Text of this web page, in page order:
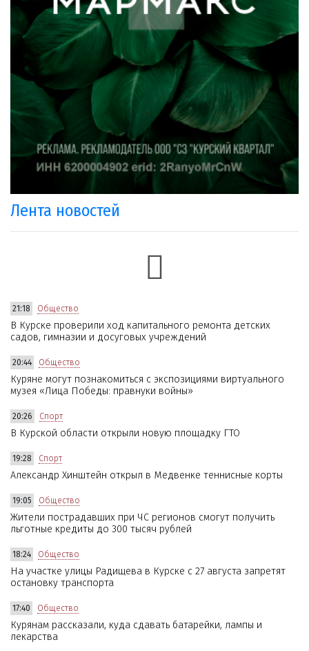
Лента новостей
21:18 Общество
В Курске проверили ход капитального ремонта детских
садов, гимназии и досуговых учреждений
20:44 Общество
Куряне могут познакомиться с экспозициями виртуального
музея «Лица Победы: правнуки войны»
20:26 Спорт
В Курской области открыли новую площадку ГТО
19:28 Спорт
Александр Хинштейн открыл в Медвенке теннисные корты
19:05 Общество
Жители пострадавших при ЧС регионов смогут получить
льготные кредиты до 300 тысяч рублей
18:24 Общество
На участке улицы Радищева в Курске с 27 августа запретят
остановку транспорта
17:40 Общество
Курянам рассказали, куда сдавать батарейки, лампы и
лекарства